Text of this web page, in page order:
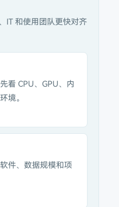
IT 和使用团队更快对齐
看 CPU、GPU、内
境。
件、数据规模和项